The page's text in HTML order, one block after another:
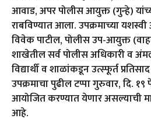
आवाड, अपर पोलीस आयुक्त (गुन्हे)
राबविण्यात आला. उपक्रमाच्या
विवेक पाटील, पोलीस उप-आयुक्त
शाखेतील सर्व पोलीस अधिकारी व
विद्यार्थी व शाळांकडून उत्स्फूर्त
उपक्रमाचा पुढील टप्पा गुरुवार, दि. १९
आयोजित करण्यात येणार असल्याची
आहे.